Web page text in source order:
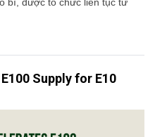
Supply for E10